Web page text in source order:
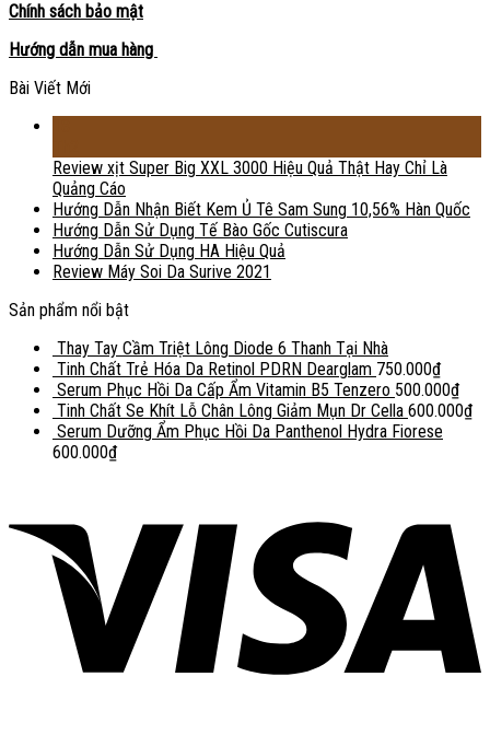
Chính sách bảo mật
Hướng dẫn mua hàng
Bài Viết Mới
Review xịt Super Big XXL 3000 Hiệu Quả Thật Hay Chỉ Là
Quảng Cáo
Hướng Dẫn Nhận Biết Kem Ủ Tê Sam Sung 10,56% Hàn Quốc
Hướng Dẫn Sử Dụng Tế Bào Gốc Cutiscura
Hướng Dẫn Sử Dụng HA Hiệu Quả
Review Máy Soi Da Surive 2021
Sản phẩm nổi bật
Thay Tay Cầm Triệt Lông Diode 6 Thanh Tại Nhà
Tinh Chất Trẻ Hóa Da Retinol PDRN Dearglam 750.000₫
Serum Phục Hồi Da Cấp Ẩm Vitamin B5 Tenzero 500.000₫
Tinh Chất Se Khít Lỗ Chân Lông Giảm Mụn Dr Cella 600.000₫
Serum Dưỡng Ẩm Phục Hồi Da Panthenol Hydra Fiorese
600.000₫